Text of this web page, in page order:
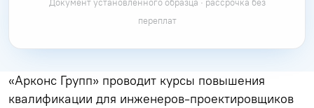
Документ установленного образца · рассрочка без
переплат
«Арконс Групп» проводит курсы повышения
квалификации для инженеров-проектировщиков